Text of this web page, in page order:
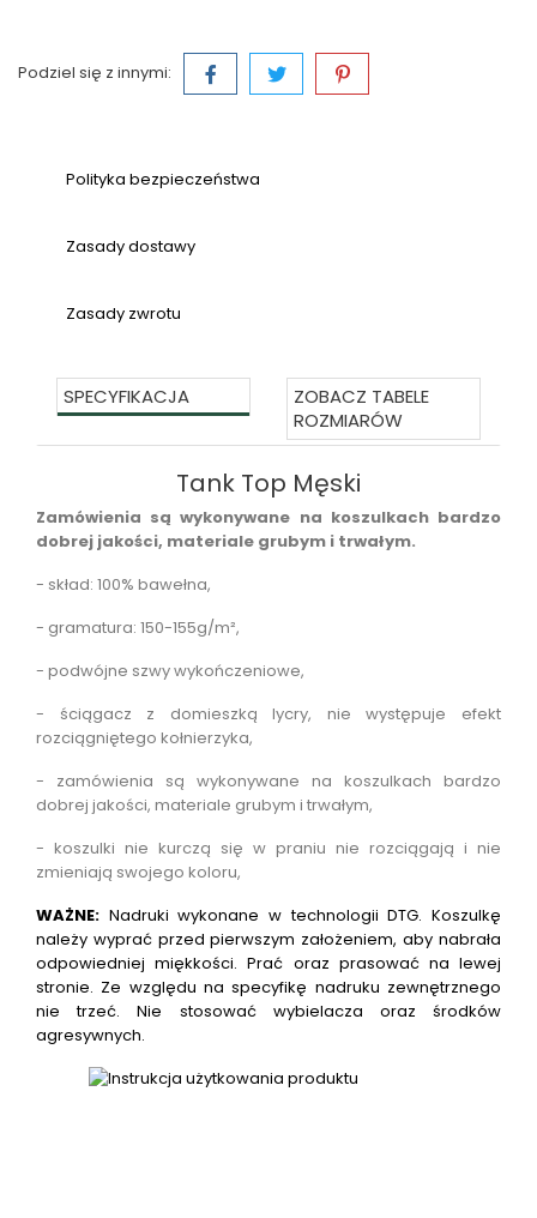
Podziel się z innymi:
Polityka bezpieczeństwa
Zasady dostawy
Zasady zwrotu
SPECYFIKACJA
ZOBACZ TABELE
ROZMIARÓW
Tank Top Męski
Zamówienia są wykonywane na koszulkach bardzo
dobrej jakości, materiale grubym i trwałym.
- skład: 100% bawełna,
- gramatura: 150-155g/m²,
- podwójne szwy wykończeniowe,
- ściągacz z domieszką lycry, nie występuje efekt
rozciągniętego kołnierzyka,
- zamówienia są wykonywane na koszulkach bardzo
dobrej jakości, materiale grubym i trwałym,
- koszulki nie kurczą się w praniu nie rozciągają i nie
zmieniają swojego koloru,
WAŻNE: Nadruki wykonane w technologii DTG. Koszulkę
należy wyprać przed pierwszym założeniem, aby nabrała
odpowiedniej miękkości. Prać oraz prasować na lewej
stronie. Ze względu na specyfikę nadruku zewnętrznego
nie trzeć. Nie stosować wybielacza oraz środków
agresywnych.